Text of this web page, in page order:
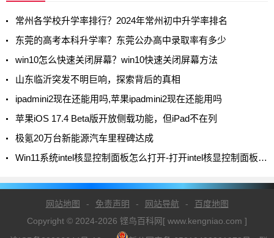
常州各学校升学率排行？2024年常州初中升学率排名
东莞的高考本科升学率？东莞公办高中录取率有多少
win10怎么快速关闭屏幕？win10快速关闭屏幕方法
山东临沂突发不明巨响，探索背后的真相
ipadmini2现在还能用吗,苹果ipadmini2现在还能用吗
苹果iOS 17.4 Beta版开放侧载功能，但iPad不在列
极氪20万台新能源汽车里程碑达成
Win11系统intel核显控制面板怎么打开-打开intel核显控制面板的方法
网站地图 - 免责声明 - 网站导航 -
百度地图
Copyright © 2024-2026 铿鸟百科网[ www.kengniao.com ]